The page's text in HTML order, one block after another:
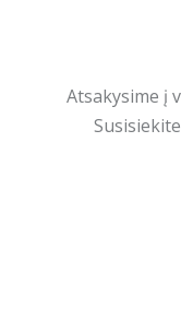
Atsakysime į